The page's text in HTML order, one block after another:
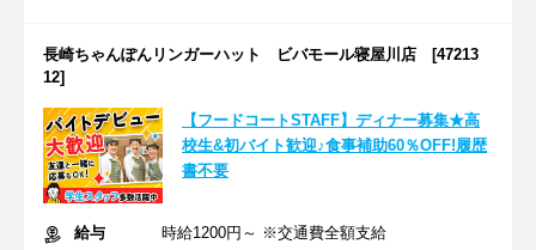
長崎ちゃんぽんリンガーハット ビバモール寝屋川店 [47213
12]
【フードコートSTAFF】ディナー募集★高
校生&初バイト歓迎♪食事補助60％OFF!履歴
書不要
給与
時給1200円～ ※交通費全額支給